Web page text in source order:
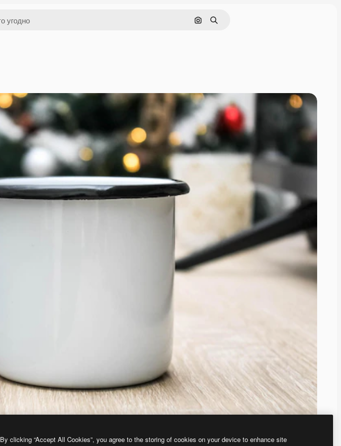
Поиск по изображению
Поиск
By clicking “Accept All Cookies”, you agree to the storing of cookies on your device to enhance site